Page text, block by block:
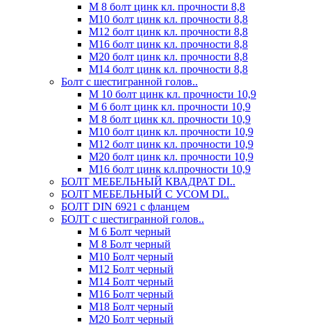
М 8 болт цинк кл. прочности 8,8
М10 болт цинк кл. прочности 8,8
М12 болт цинк кл. прочности 8,8
М16 болт цинк кл. прочности 8,8
М20 болт цинк кл. прочности 8,8
М14 болт цинк кл. прочности 8,8
Болт с шестигранной голов..
М 10 болт цинк кл. прочности 10,9
М 6 болт цинк кл. прочности 10,9
М 8 болт цинк кл. прочности 10,9
М10 болт цинк кл. прочности 10,9
М12 болт цинк кл. прочности 10,9
М20 болт цинк кл. прочности 10,9
М16 болт цинк кл.прочности 10,9
БОЛТ МЕБЕЛЬНЫЙ КВАДРАТ DI..
БОЛТ МЕБЕЛЬНЫЙ С УСОМ DI..
БОЛТ DIN 6921 c фланцем
БОЛТ с шестигранной голов..
М 6 Болт черный
М 8 Болт черный
М10 Болт черный
М12 Болт черный
М14 Болт черный
М16 Болт черный
М18 Болт черный
М20 Болт черный